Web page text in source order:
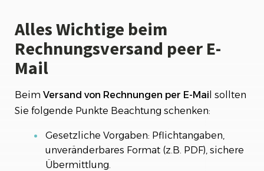
Alles Wichtige beim
Rechnungsversand peer E-
Mail
Beim Versand von Rechnungen per E-Mai l sollten
Sie folgende Punkte Beachtung schenken:
Gesetzliche Vorgaben: Pflichtangaben,
unveränderbares Format (z.B. PDF), sichere
Übermittlung.